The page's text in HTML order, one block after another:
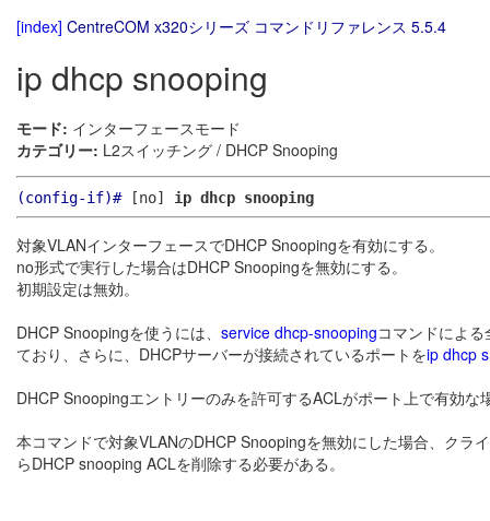
[index] CentreCOM x320シリーズ コマンドリファレンス 5.5.4
ip dhcp snooping
モード: インターフェースモード
カテゴリー: L2スイッチング / DHCP Snooping
(config-if)#[no] ip dhcp snooping
対象VLANインターフェースでDHCP Snoopingを有効にする。
no形式で実行した場合はDHCP Snoopingを無効にする。
初期設定は無効。
DHCP Snoopingを使うには、 service dhcp-snoopingコマンドによ
ており、さらに、DHCPサーバーが接続されているポートをip dhcp
DHCP Snoopingエントリーのみを許可するACLがポート上で有効
本コマンドで対象VLANのDHCP Snoopingを無効にした場合、クラ
らDHCP snooping ACLを削除する必要がある。